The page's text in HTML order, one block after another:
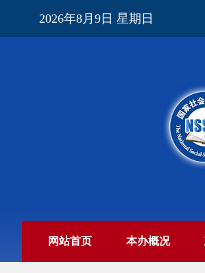
2026年8月9日 星期日
网站首页 本办概况